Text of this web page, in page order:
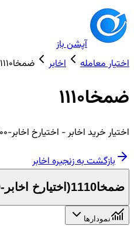
آپشن باز
اختیار معامله
اخابر ضمخا1110
ضمخا1110
اختیار خرید اخابر- اختیارخ اخابر-700-1404/11/21
بازگشت به زنجیرهاخابر
ضمخا1110 ( اختیارخ اخابر-700-1404/11/21
نمودارها